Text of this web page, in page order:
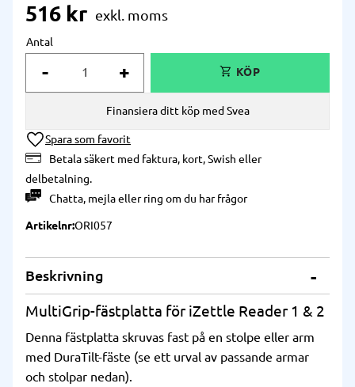
516 kr
Antal
+
-
Lägg till i önskelista
Betala säkert med faktura, kort, Swish eller
delbetalning.
Chatta, mejlaellerring om du har frågor
Finansiera ditt köp med Svea
ArtikelnrORI057
Beskrivning
MultiGrip-fästplatta för iZettle Reader 1 & 2
Denna fästplatta skruvas fast på en stolpe eller arm
med DuraTilt-fäste (se ett urval av passande armar
och stolpar nedan).